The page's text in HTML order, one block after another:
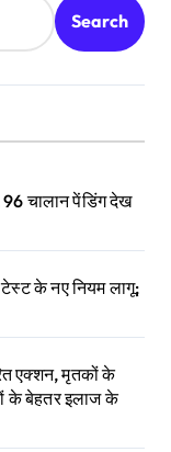
Search
96 चालान पेंडिंग देख
के नए नियम लागू;
एक्शन, मृतकों के
के बेहतर इलाज के